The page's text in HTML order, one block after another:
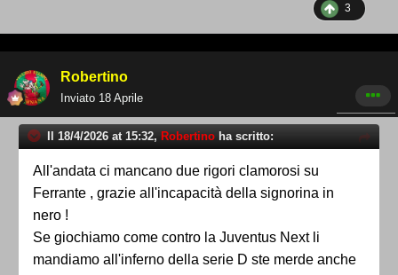
3
Robertino
Inviato 18 Aprile
Il 18/4/2026 at 15:32, Robertino ha scritto:
All'andata ci mancano due rigori clamorosi su
Ferrante , grazie all'incapacità della signorina in
nero !
Se giochiamo come contro la Juventus Next li
mandiamo all'inferno della serie D ste merde anche